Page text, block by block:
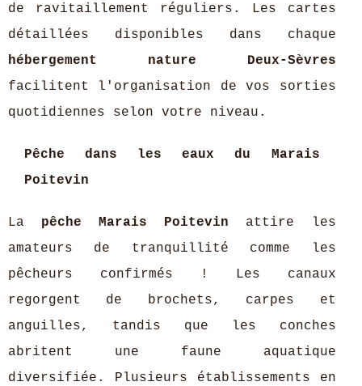
de ravitaillement réguliers. Les cartes
détaillées disponibles dans chaque
hébergement nature Deux-Sèvres
facilitent l'organisation de vos sorties
quotidiennes selon votre niveau.
Pêche dans les eaux du Marais
Poitevin
La pêche Marais Poitevin attire les
amateurs de tranquillité comme les
pêcheurs confirmés ! Les canaux
regorgent de brochets, carpes et
anguilles, tandis que les conches
abritent une faune aquatique
diversifiée. Plusieurs établissements en